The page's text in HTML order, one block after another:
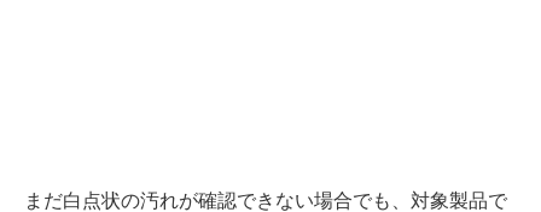
まだ白点状の汚れが確認できない場合でも、対象製品で